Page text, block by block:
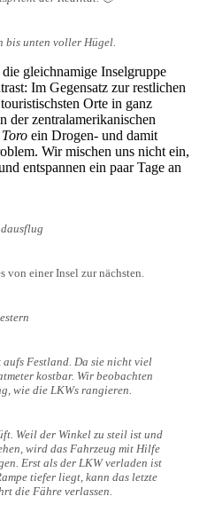
bis unten voller Hügel.
gleichnamige Inselgruppe
Im Gegensatz zur restlichen
Orte in ganz
der zentralamerikanischen
ein Drogen- und damit
Wir mischen uns nicht ein,
entspannen ein paar Tage an
einer Insel zur nächsten.
Festland. Da sie nicht viel
kostbar. Wir beobachten
wie die LKWs rangieren.
Weil der Winkel zu steil ist und
wird das Fahrzeug mit Hilfe
Erst als der LKW verladen ist
tiefer liegt, kann das letzte
die Fähre verlassen.